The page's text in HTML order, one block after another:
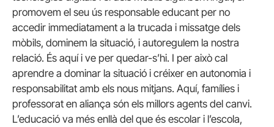
promovem el seu ús responsable educant per no
accedir immediatament a la trucada i missatge dels
mòbils, dominem la situació, i autoregulem la nostra
relació. És aquí i ve per quedar-s’hi. I per això cal
aprendre a dominar la situació i créixer en autonomia i
responsabilitat amb els nous mitjans. Aquí, famílies i
professorat en aliança són els millors agents del canvi.
L’educació va més enllà del que és escolar i l’escola,